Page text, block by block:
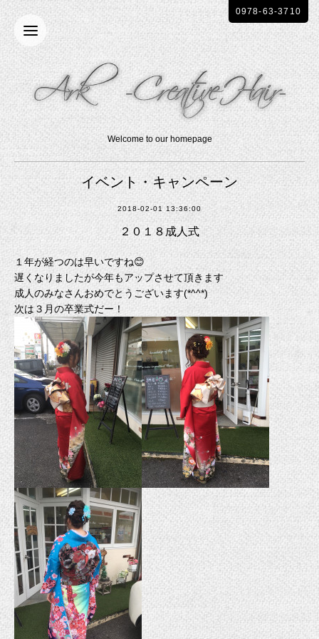
Welcome to our homepage
0978-63-3710
イベント・キャンペーン
2018-02-01 13:36:00
２０１８成人式
１年が経つのは早いですね😊
遅くなりましたが今年もアップさせて頂きます
成人のみなさんおめでとうございます(*^^*)
次は３月の卒業式だー！